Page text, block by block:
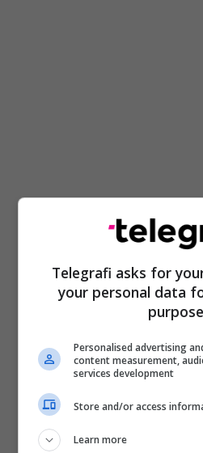
Telegrafi asks for
your personal data
Personalised advertising
content measurement,
services development
Store and/or access
Learn more